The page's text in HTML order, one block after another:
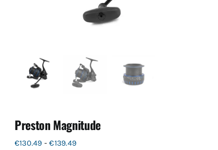
Preston Magnitude
€130.49 - €139.49Prijsklasse: